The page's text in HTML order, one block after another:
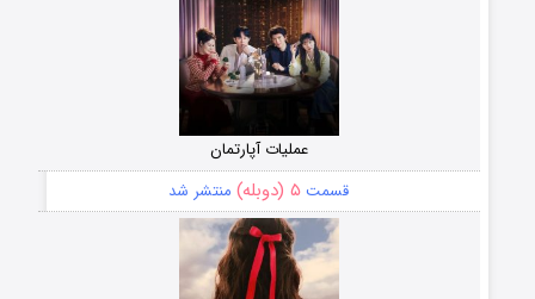
عملیات آپارتمان
قسمت ۵ (دوبله) منتشر شد